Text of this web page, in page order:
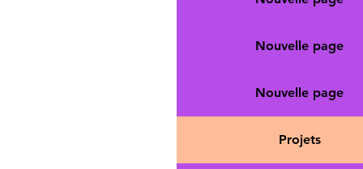
Nouvelle page
Nouvelle page
Projets